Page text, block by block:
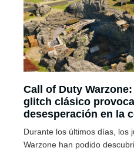
Call of Duty
glitch clásico
desesperación en la
Durante los últimos días, los
Warzone han podido